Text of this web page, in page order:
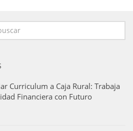
Curriculum a Caja Rural: Trabaja
Financiera con Futuro